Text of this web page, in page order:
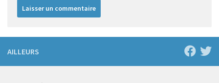
AILLEURS